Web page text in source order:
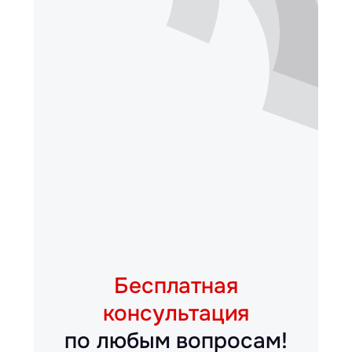
Бесплатная
консультация
по любым вопросам!